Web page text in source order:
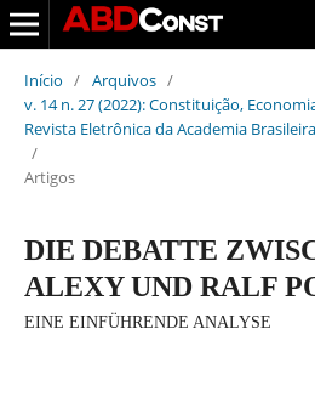
Início / Arquivos /
v. 14 n. 27 (2022): Constituição,
Revista Eletrônica da Academia
/
Artigos
DIE DEBATTE
ALEXY UND RALF
EINE EINFÜHRENDE ANALYSE